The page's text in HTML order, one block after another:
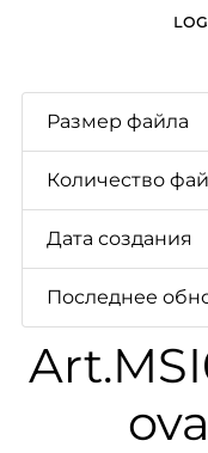
Размер файла
Количество
Дата создания
Последнее